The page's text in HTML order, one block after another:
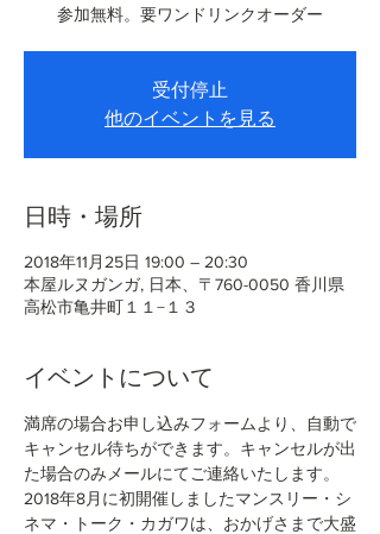
参加無料。要ワンドリンクオーダー
受付停止
他のイベントを見る
日時・場所
2018年11月25日 19:00 – 20:30
本屋ルヌガンガ, 日本、〒760-0050 香川県
高松市亀井町１１−１３
イベントについて
満席の場合お申し込みフォームより、自動で
キャンセル待ちができます。キャンセルが出
た場合のみメールにてご連絡いたします。
2018年8月に初開催しましたマンスリー・シ
ネマ・トーク・カガワは、おかげさまで大盛